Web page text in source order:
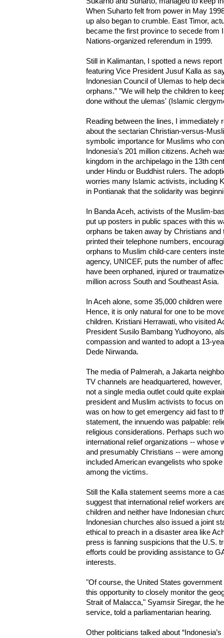
When Suharto felt from power in May
up also began to crumble. East Timor,
became the first province to secede from
Nations-organized referendum in 1999.
Still in Kalimantan, I spotted a news
featuring Vice President Jusuf Kalla as
Indonesian Council of Ulemas to help
orphans.” ”We will help the children to
done without the ulemas' (Islamic
Reading between the lines, I immediately
about the sectarian Christian-versus-
symbolic importance for Muslims who
Indonesia's 201 million citizens. Acheh
kingdom in the archipelago in the 13th
under Hindu or Buddhist rulers. The
worries many Islamic activists, including
in Pontianak that the solidarity was
In Banda Aceh, activists of the Muslim-
put up posters in public spaces with this
orphans be taken away by Christians
printed their telephone numbers,
orphans to Muslim child-care centers
agency, UNICEF, puts the number of
have been orphaned, injured or
million across South and Southeast Asia.
In Aceh alone, some 35,000 children
Hence, it is only natural for one to be
children. Kristiani Herrawati, who visited
President Susilo Bambang Yudhoyono,
compassion and wanted to adopt a 13-
Dede Nirwanda.
The media of Palmerah, a Jakarta
TV channels are headquartered,
not a single media outlet could quite
president and Muslim activists to focus
was on how to get emergency aid fast to
statement, the innuendo was palpable:
religious considerations. Perhaps such
international relief organizations --
and presumably Christians -- were
included American evangelists who
among the victims.
Still the Kalla statement seems more a
suggest that international relief workers
children and neither have Indonesian
Indonesian churches also issued a joint
ethical to preach in a disaster area like
press is fanning suspicions that the U.S.
efforts could be providing assistance to
interests.
"Of course, the United States
this opportunity to closely monitor the
Strait of Malacca," Syamsir Siregar, the
service, told a parliamentarian hearing.
Other politicians talked about